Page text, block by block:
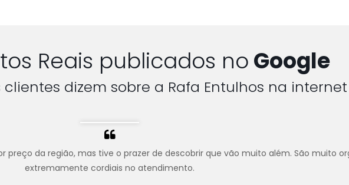
Reais publicados noGoogle
dizem sobre a Rafa Entulhos na internet
preço da região, mas tive o prazer de descobrir que vão muito além. São muito
extremamente cordiais no atendimento.